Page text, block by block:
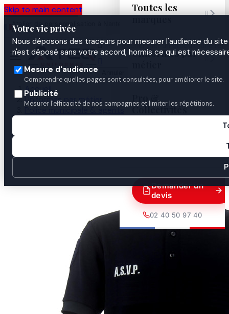
Skip to main content
Votre vie privée
Nous déposons des traceurs pour mesurer l'audience du
n'est déposé sans votre accord, hormis ce qui est
Mesure d'audience
Comprendre quelles pages sont consultées, pour améliorer le site.
Publicité
Mesurer l'efficacité de nos campagnes et limiter les répétitions.
Atelier de personnalisation à Nantes
depuis 2003

Toutes les
marques

Uniformes par
Pro &
Collectivités
Demander un
devis
02 40 50 97 40
Accueil
Uniformes par métier
Police municipale & agents